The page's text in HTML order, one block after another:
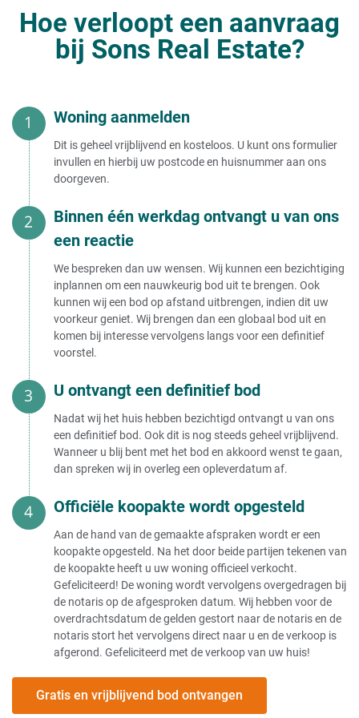
Executieverkoop huis door bank
Huis verkopen aan
Huis verkopen aan belegger
Huis verkopen aan bekende
Huis verkopen aan huizenhandelaar
Huis verkopen aan de bank
Huis verkopen aan gemeente
Huis verkopen aan investeerder
Huis verkopen aan makelaar
Huis verkopen aan opkoper
Huis verkopen aan een opkoper
verstandig?
Huis verkopen aan
vastgoedhandelaar
Huis verkopen aan
vastgoedmaatschappij
Huis verkopen
aan vastgoedmakelaar
Huis verkopen aan expats
Huis verkopen aan BV
Huis verkopen aan stichting
Huis verkopen aan bouwpromotor
Huis verkopen aan ouders
Huis verkopen aan broer
Huis verkopen aan kind onder de
taxatiewaarde
Huis verkopen aan kinderen
Huis verkopen aan kind met
vruchtgebruik
Ouderlijk huis verkopen aan
Huis verkopen aan partner
Huis verkopen aan Chinezen
Huis verkopen aan zoon
Huis verkopen aan familie
Huis verkopen aan familie zonder
terugkopen
Huis verkopen van
Huis verkopen van moeder in
Huis verkopen van ouders in
verpleeghuis
Huis verkopen van overleden
ouders
Huis verkopen - onder
Huis verkopen in eigen beheer
Huis verkopen onder bod
Huis verkopen onder btw stelsel
Huis verkopen onder voorbehoud
voorbehoud van huurrecht
Huis verkopen kosten
Zelf uw huis verkopen kosten
Kosten notaris bij verkoop huis
Notariskosten verkoop huis België
Notariskosten berekenen verkoop
huis
Huis verkopen via notaris kosten
Kosten volmacht verkoop huis
Wat betekent kosten koper voor de
verkoper?
Gemiddelde kosten makelaar bij
verkoop
Verkoop woning makelaarskosten
Gemiddelde kosten huis verkopen
Internetmakelaar kosten
Hoe verloopt een aanvraag
bij Sons Real Estate?
Woning aanmelden
Dit is geheel vrijblijvend en kosteloos. U kunt ons formulier
invullen en hierbij uw postcode en huisnummer aan ons
doorgeven.
Binnen één werkdag ontvangt u van ons
een reactie
We bespreken dan uw wensen. Wij kunnen een bezichtiging
inplannen om een nauwkeurig bod uit te brengen. Ook
kunnen wij een bod op afstand uitbrengen, indien dit uw
voorkeur geniet. Wij brengen dan een globaal bod uit en
komen bij interesse vervolgens langs voor een definitief
voorstel.
U ontvangt een definitief bod
Nadat wij het huis hebben bezichtigd ontvangt u van ons
een definitief bod. Ook dit is nog steeds geheel vrijblijvend.
Wanneer u blij bent met het bod en akkoord wenst te gaan,
dan spreken wij in overleg een opleverdatum af.
Officiële koopakte wordt opgesteld
Aan de hand van de gemaakte afspraken wordt er een
koopakte opgesteld. Na het door beide partijen tekenen van
de koopakte heeft u uw woning officieel verkocht.
Gefeliciteerd! De woning wordt vervolgens overgedragen bij
de notaris op de afgesproken datum. Wij hebben voor de
overdrachtsdatum de gelden gestort naar de notaris en de
notaris stort het vervolgens direct naar u en de verkoop is
afgerond. Gefeliciteerd met de verkoop van uw huis!
Gratis en vrijblijvend bod ontvangen